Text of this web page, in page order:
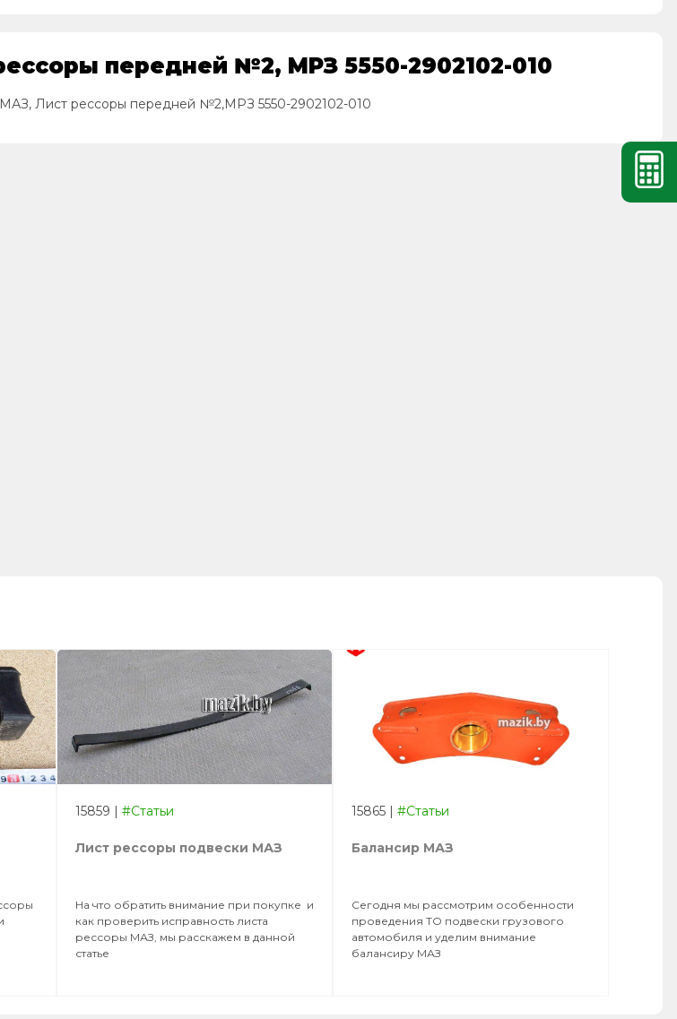
передней №2, МРЗ 5550-2902102-010
Лист рессоры передней №2,МРЗ 5550-2902102-010
15859 | #Статьи
Лист рессоры подвески МАЗ
На что обратить внимание при покупке и
как проверить исправность листа
рессоры МАЗ, мы расскажем в данной
статье
15865 | #Статьи
Балансир МАЗ
Сегодня мы рассмотрим особенности
проведения ТО подвески грузового
автомобиля и уделим внимание
балансиру МАЗ